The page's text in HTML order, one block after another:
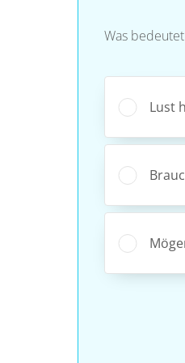
Was
Lust